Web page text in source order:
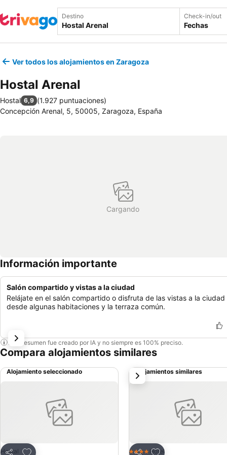
Destino Check-in/out
Fechas
Ver todos los alojamientos en Zaragoza
Hostal Arenal
Hostal 6,9 (1.927 puntuaciones)
Concepción Arenal, 5, 50005, Zaragoza, España
Cargando
Información importante
Salón compartido y vistas a la ciudad
Relájate en el salón compartido o disfruta de las vistas a la ciudad
desde algunas habitaciones y la terraza común.
Este resumen fue creado por IA y no siempre es 100% preciso.
Compara alojamientos similares
Alojamiento seleccionado
Agregar a favoritos
Hostal
Alojamientos similares
Agregar a favoritos
Hotel
siguiente